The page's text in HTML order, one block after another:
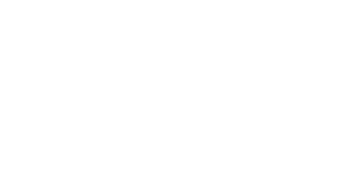
реализовать изменение формы спроса на продукцию, поэтому он